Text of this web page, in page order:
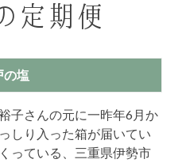
定期便
の塩
子さんの元に一昨年6月か
しり入った箱が届いてい
っている、三重県伊勢市